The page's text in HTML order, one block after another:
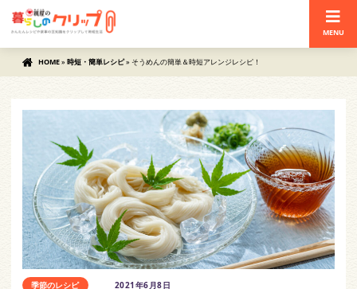
MENU
HOME» 時短・簡単レシピ» そうめんの簡単＆時短アレンジレシピ！
季節のレシピ 2021年6月8日